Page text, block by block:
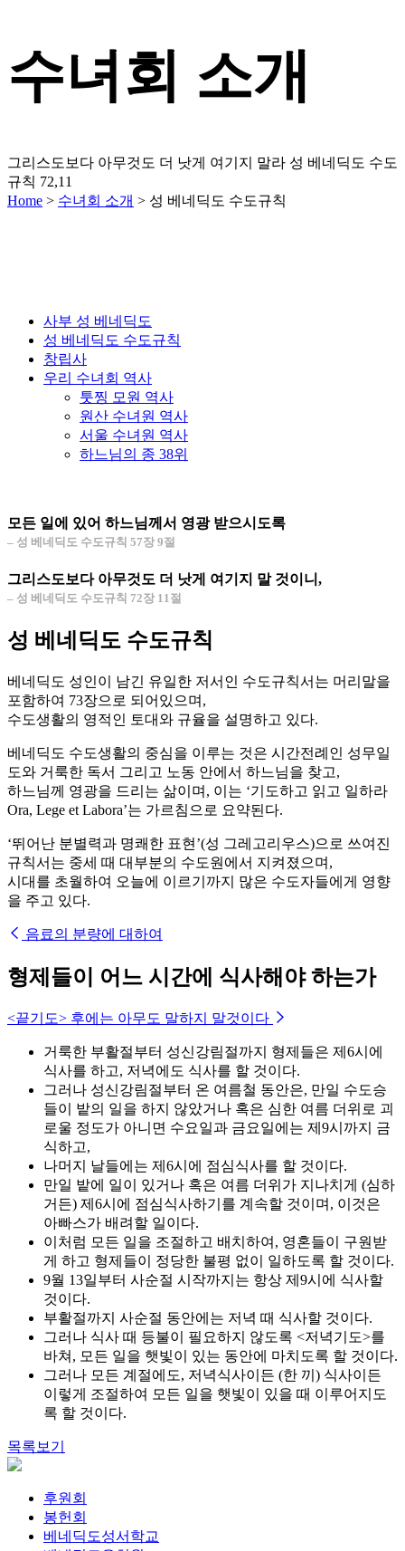
수녀회 소개
그리스도보다 아무것도 더 낫게 여기지 말라 성 베네딕도 수도
규칙 72,11
Home > 수녀회 소개 > 성 베네딕도 수도규칙
사부 성 베네딕도
성 베네딕도 수도규칙
창립사
우리 수녀회 역사
툿찡 모원 역사
원산 수녀원 역사
서울 수녀원 역사
하느님의 종 38위
모든 일에 있어 하느님께서 영광 받으시도록
– 성 베네딕도 수도규칙 57장 9절
그리스도보다 아무것도 더 낫게 여기지 말 것이니,
– 성 베네딕도 수도규칙 72장 11절
성 베네딕도 수도규칙
베네딕도 성인이 남긴 유일한 저서인 수도규칙서는 머리말을
포함하여 73장으로 되어있으며,
수도생활의 영적인 토대와 규율을 설명하고 있다.
베네딕도 수도생활의 중심을 이루는 것은 시간전례인 성무일
도와 거룩한 독서 그리고 노동 안에서 하느님을 찾고,
하느님께 영광을 드리는 삶이며, 이는 ‘기도하고 읽고 일하라
Ora, Lege et Labora’는 가르침으로 요약된다.
‘뛰어난 분별력과 명쾌한 표현’(성 그레고리우스)으로 쓰여진
규칙서는 중세 때 대부분의 수도원에서 지켜졌으며,
시대를 초월하여 오늘에 이르기까지 많은 수도자들에게 영향
을 주고 있다.
음료의 분량에 대하여
형제들이 어느 시간에 식사해야 하는가
<끝기도> 후에는 아무도 말하지 말것이다
거룩한 부활절부터 성신강림절까지 형제들은 제6시에
식사를 하고, 저녁에도 식사를 할 것이다.
그러나 성신강림절부터 온 여름철 동안은, 만일 수도승
들이 밭의 일을 하지 않았거나 혹은 심한 여름 더위로 괴
로울 정도가 아니면 수요일과 금요일에는 제9시까지 금
식하고,
나머지 날들에는 제6시에 점심식사를 할 것이다.
만일 밭에 일이 있거나 혹은 여름 더위가 지나치게 (심하
거든) 제6시에 점심식사하기를 계속할 것이며, 이것은
아빠스가 배려할 일이다.
이처럼 모든 일을 조절하고 배치하여, 영혼들이 구원받
게 하고 형제들이 정당한 불평 없이 일하도록 할 것이다.
9월 13일부터 사순절 시작까지는 항상 제9시에 식사할
것이다.
부활절까지 사순절 동안에는 저녁 때 식사할 것이다.
그러나 식사 때 등불이 필요하지 않도록 <저녁기도>를
바쳐, 모든 일을 햇빛이 있는 동안에 마치도록 할 것이다.
그러나 모든 계절에도, 저녁식사이든 (한 끼) 식사이든
이렇게 조절하여 모든 일을 햇빛이 있을 때 이루어지도
록 할 것이다.
목록보기
후원회
봉헌회
베네딕도성서학교